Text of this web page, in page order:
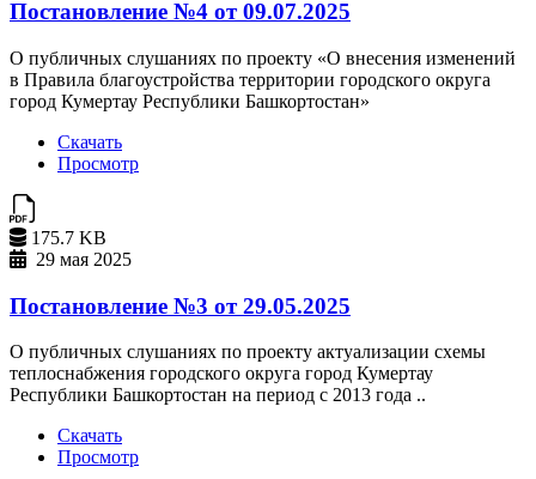
Постановление №4 от 09.07.2025
О публичных слушаниях по проекту «О внесения изменений
в Правила благоустройства территории городского округа
город Кумертау Республики Башкортостан»
Скачать
Просмотр
175.7 KB
29 мая 2025
Постановление №3 от 29.05.2025
О публичных слушаниях по проекту актуализации схемы
теплоснабжения городского округа город Кумертау
Республики Башкортостан на период с 2013 года ..
Скачать
Просмотр